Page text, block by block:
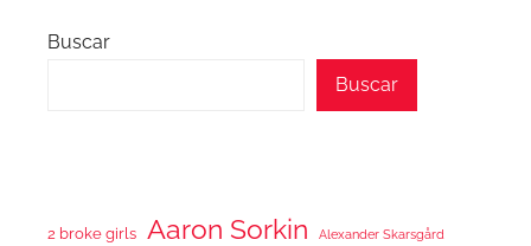
Buscar
Buscar
2 broke girls Aaron Sorkin Alexander Skarsgård